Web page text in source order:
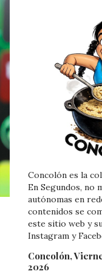
Concolón es la
En Segundos, no
autónomas en
contenidos se
este sitio web y
Instagram y
Concolón,
2026